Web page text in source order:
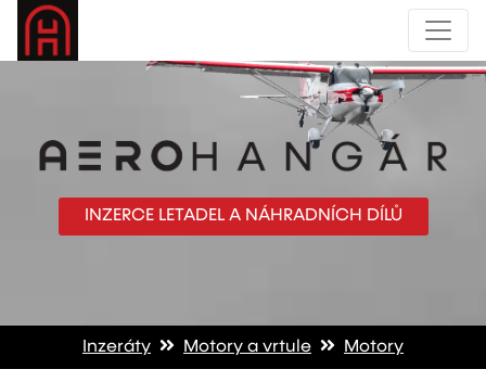
INZERCE LETADEL A NÁHRADNÍCH DÍLŮ
Inzeráty Motory a vrtule Motory